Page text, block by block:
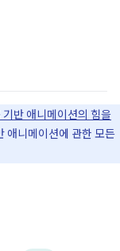
기반 애니메이션의 힘을
애니메이션에 관한 모든